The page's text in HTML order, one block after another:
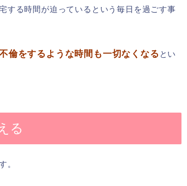
する時間が迫っているという毎日を過ごす事
倫をするような時間も一切なくなる とい
る
。